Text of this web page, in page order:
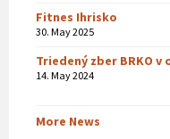
Fitnes Ihrisko
30. May 2025
Triedený zber BRKO v
14. May 2024
More News